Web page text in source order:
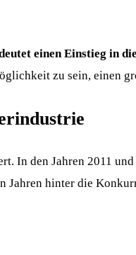
einen Einstieg in
zu sein, einen
In den Jahren 2011
Jahren hinter die